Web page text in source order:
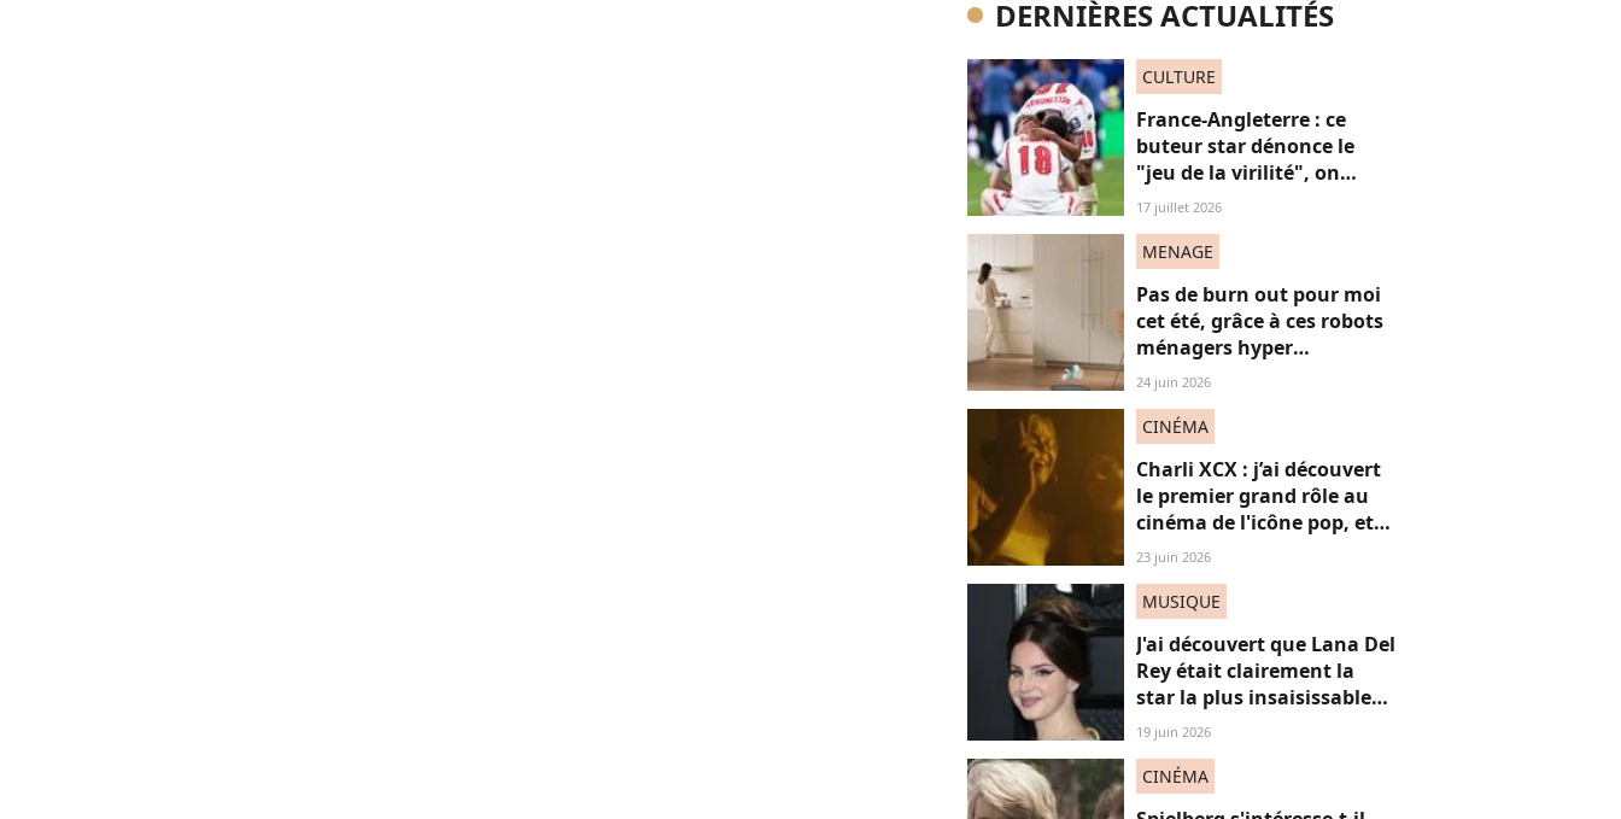
DERNIÈRES ACTUALITÉS
CULTURE
France-Angleterre : ce
buteur star dénonce le
"jeu de la virilité", on
décrypte ses mots pas très
17 juillet 2026
MENAGE
Pas de burn out pour moi
cet été, grâce à ces robots
ménagers hyper
performants
24 juin 2026
CINÉMA
Charli XCX : j’ai découvert
le premier grand rôle au
cinéma de l'icône pop, et
c'est un vrai OVNI
23 juin 2026
MUSIQUE
J'ai découvert que Lana Del
Rey était clairement la
star la plus insaisissable
de la pop, et voici
19 juin 2026
CINÉMA